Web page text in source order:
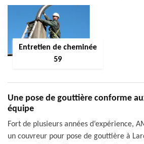
Entretien de cheminée
59
Une pose de gouttière conforme
équipe
Fort de plusieurs années d‘expérience,
un couvreur pour pose de gouttière à